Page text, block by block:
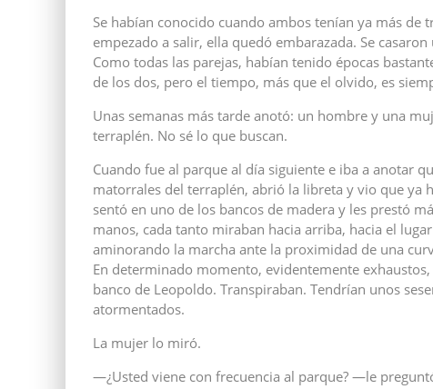
Se habían conocido cuando ambos tenían ya más de
empezado a salir, ella quedó embarazada. Se
Como todas las parejas, habían tenido épocas
de los dos, pero el tiempo, más que el olvido, es
Unas semanas más tarde anotó: un hombre y una
terraplén. No sé lo que buscan.
Cuando fue al parque al día siguiente e iba a anotar
matorrales del terraplén, abrió la libreta y vio que ya
sentó en uno de los bancos de madera y les prestó
manos, cada tanto miraban hacia arriba, hacia el
aminorando la marcha ante la proximidad de una
En determinado momento, evidentemente
banco de Leopoldo. Transpiraban. Tendrían unos
atormentados.
La mujer lo miró.
—¿Usted viene con frecuencia al parque? —le